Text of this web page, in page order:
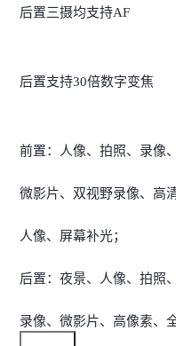
后置三摄均支持AF
后置支持30倍数字变焦
前置：人像、拍照、录像
微影片、双视野录像、高
人像、屏幕补光；
后置：夜景、人像、拍照
录像、微影片、高像素、